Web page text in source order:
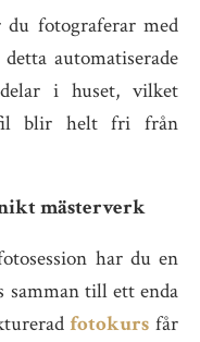
fotograferar med
automatiserade
i huset, vilket
fil blir helt fri från
mästerverk
har du en
samman till ett enda
fotokurs får